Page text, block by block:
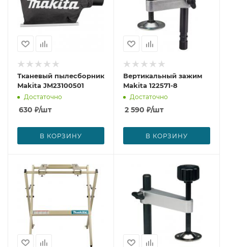
Тканевый пылесборник
Makita JM23100501
Достаточно
630 ₽/шт
В КОРЗИНУ
Вертикальный зажим
Makita 122571-8
Достаточно
2 590 ₽/шт
В КОРЗИНУ